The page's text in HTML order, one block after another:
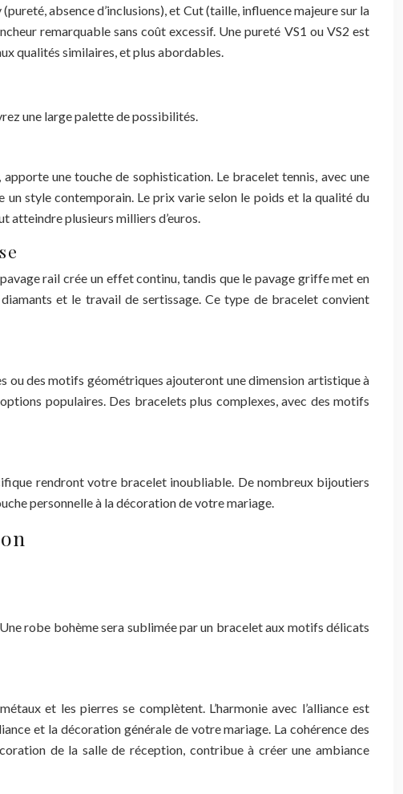
absence d’inclusions), et Cut (taille, influence majeure sur la
remarquable sans coût excessif. Une pureté VS1 ou VS2 est
qualités similaires, et plus abordables.
une large palette de possibilités.
une touche de sophistication. Le bracelet tennis, avec une
style contemporain. Le prix varie selon le poids et la qualité du
atteindre plusieurs milliers d’euros.
rail crée un effet continu, tandis que le pavage griffe met en
et le travail de sertissage. Ce type de bracelet convient
ou des motifs géométriques ajouteront une dimension artistique à
populaires. Des bracelets plus complexes, avec des motifs
rendront votre bracelet inoubliable. De nombreux bijoutiers
personnelle à la décoration de votre mariage.
robe bohème sera sublimée par un bracelet aux motifs délicats
et les pierres se complètent. L’harmonie avec l’alliance est
et la décoration générale de votre mariage. La cohérence des
de la salle de réception, contribue à créer une ambiance